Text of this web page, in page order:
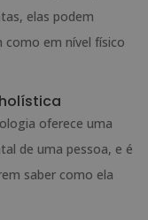
elas podem
como em nível físico
oferece uma
de uma pessoa, e é
saber como ela